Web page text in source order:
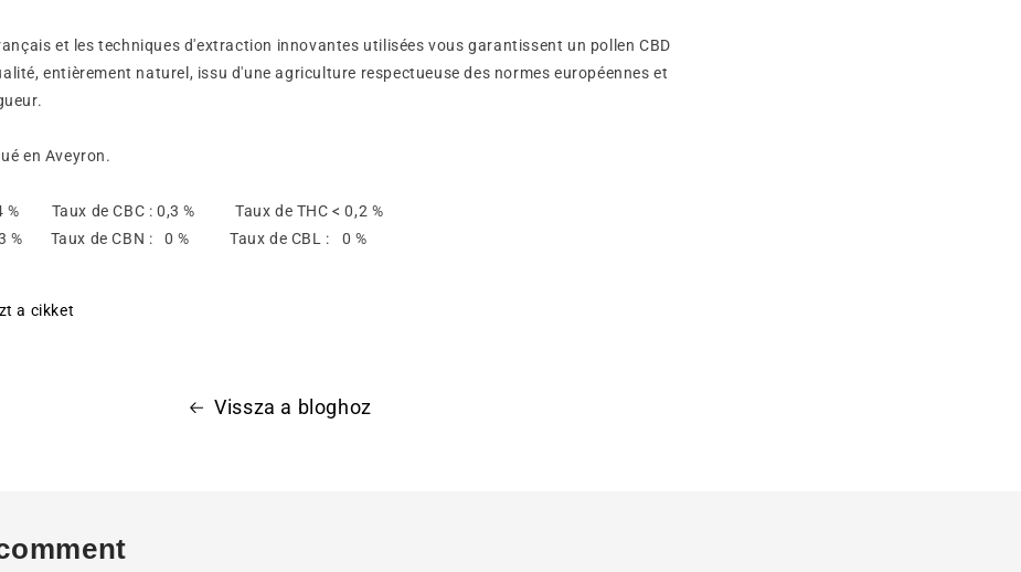
et les techniques d'extraction innovantes utilisées vous garantissent un pollen CBD
entièrement naturel, issu d'une agriculture respectueuse des normes européennes et
en Aveyron.
% Taux de CBC : 0,3 % Taux de THC < 0,2 %
% Taux de CBN : 0 % Taux de CBL : 0 %
a cikket
Vissza a bloghoz